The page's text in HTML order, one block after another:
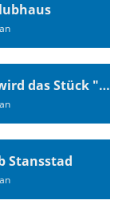
Die Theatergruppe NACHWIEVOR wird das Stück "Superyachten" vom 29.02. bis 09.03. sieben mal im Clubhaus des SCTs aufführen.
Stansstad